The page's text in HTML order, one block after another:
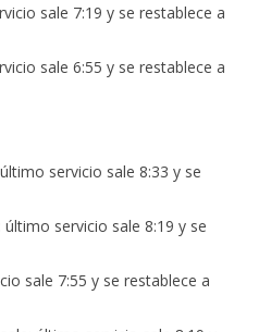
sale 7:19 y se restablece a
sale 6:55 y se restablece a
servicio sale 8:33 y se
último servicio sale 8:19 y se
sale 7:55 y se restablece a